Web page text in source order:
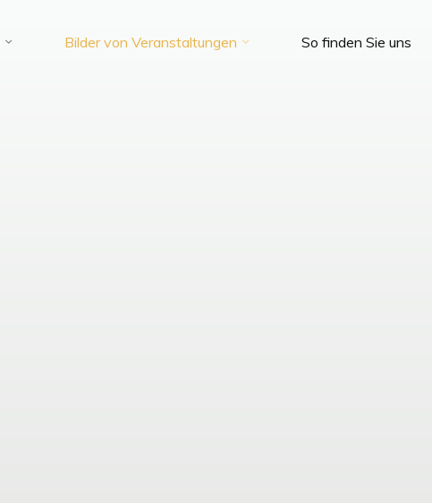
Bilder von Veranstaltungen So finden Sie uns